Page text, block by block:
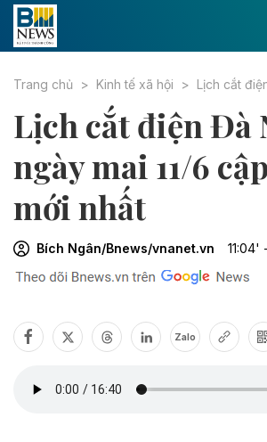
Trang chủ Kinh tế xã hội Lịch cắt
Lịch cắt điện Đà
ngày mai 11/6
mới nhất
Bích Ngân/Bnews/vnanet.vn 11:04'
Zalo